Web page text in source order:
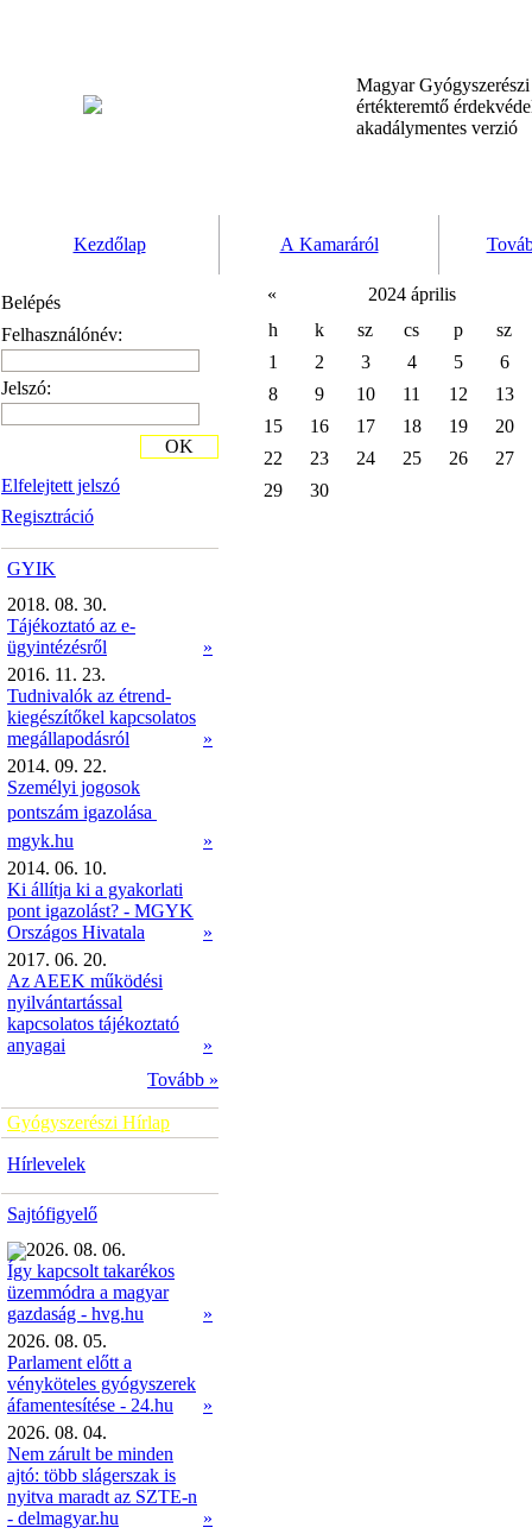
Magyar
értékteremtő
akadálymentes verzió
Kezdőlap A Kamaráról
Belépés
Felhasználónév:
Jelszó:
Elfelejtett jelszó
Regisztráció
OK
GYIK
2018. 08. 30.
Tájékoztató az e-
ügyintézésről
»
2016. 11. 23.
Tudnivalók az étrend-
kiegészítőkel kapcsolatos
megállapodásról
»
2014. 09. 22.
Személyi jogosok
pontszám igazolása 
mgyk.hu
»
2014. 06. 10.
Ki állítja ki a gyakorlati
pont igazolást? - MGYK
Országos Hivatala
»
2017. 06. 20.
Az AEEK működési
nyilvántartással
kapcsolatos tájékoztató
anyagai
»
Tovább »
Gyógyszerészi Hírlap
Hírlevelek
Sajtófigyelő
2026. 08. 06.
Így kapcsolt takarékos
üzemmódra a magyar
gazdaság - hvg.hu
»
2026. 08. 05.
Parlament előtt a
vényköteles gyógyszerek
áfamentesítése - 24.hu
»
2026. 08. 04.
Nem zárult be minden
ajtó: több slágerszak is
nyitva maradt az SZTE-n
- delmagyar.hu
»
«
2024 április
h
k sz cs p
sz
1
2 3 4 5
6
8
9 10 11 12
13
15
16 17 18 19
20
22
23 24 25 26
27
29
30